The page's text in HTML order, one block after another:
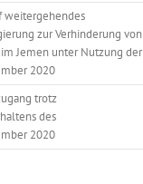
weitergehendes
zur Verhinderung von
Jemen unter Nutzung der
2020
trotz
des
2020